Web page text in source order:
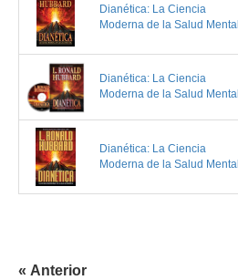
Dianética: La Ciencia
Moderna de la Salud Mental
Dianética: La Ciencia
Moderna de la Salud Mental
Dianética: La Ciencia
Moderna de la Salud Mental
« Anterior